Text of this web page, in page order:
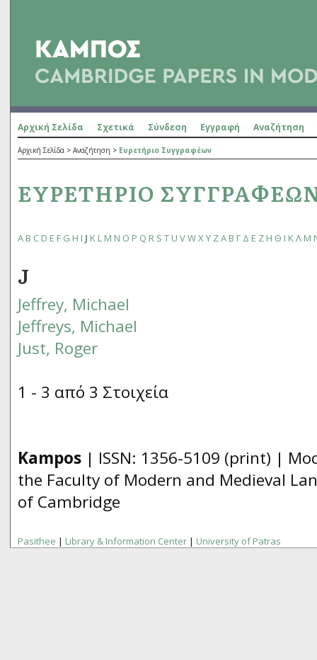
Αρχική Σελίδα Σχετικά Σύνδεση Εγγραφή Αναζήτηση
Αρχική Σελίδα > Αναζήτηση > Ευρετήριο Συγγραφέων
ΕΥΡΕΤΉΡΙΟ
A B C D E F G H I J K L M N O P Q R S T U VWXY ZΑ Β Γ Δ Ε Ζ Η Θ Ι ΚΛ Μ
J
Jeffrey, Michael
Jeffreys, Michael
Just, Roger
1 - 3 από 3 Στοιχεία
Kampos | ISSN: 1356­-5109 (print) |
the Faculty of Modern and Medieval
of Cambridge
Pasithee | Library & Information Center | University of Patras